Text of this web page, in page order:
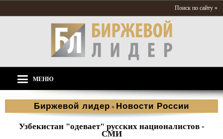
Поиск по сайту »
МЕНЮ
Биржевой лидер » Новости России
Узбекистан "одевает" русских националистов -
СМИ